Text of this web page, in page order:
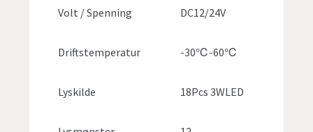
Volt / Spenning DC12/24V
Driftstemperatur -30℃-60℃
Lyskilde 18Pcs 3WLED